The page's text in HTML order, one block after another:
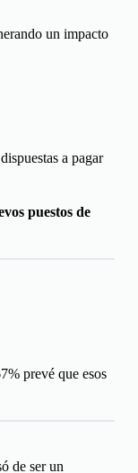
un impacto
a pagar
puestos de
prevé que esos
de ser un